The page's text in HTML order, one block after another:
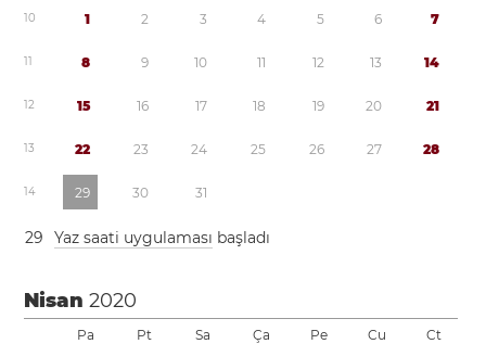
10 1 2 3 4 5 6 7
11 8 9 10 11 12 13 14
12 15 16 17 18 19 20 21
13 22 23 24 25 26 27 28
14 29 30 31
29 Yaz saati uygulaması başladı
Nisan2020
Pa Pt Sa Ça Pe Cu Ct